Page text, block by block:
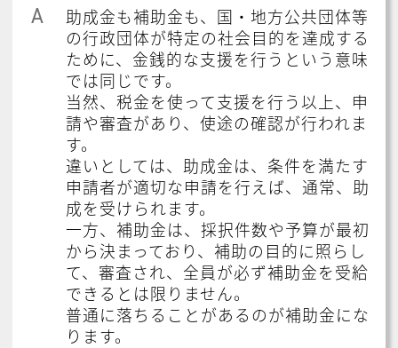
A
助成金も補助金も、国・地方公共団体等
の行政団体が特定の社会目的を達成する
ために、金銭的な支援を行うという意味
では同じです。
当然、税金を使って支援を行う以上、申
請や審査があり、使途の確認が行われま
す。
違いとしては、助成金は、条件を満たす
申請者が適切な申請を行えば、通常、助
成を受けられます。
一方、補助金は、採択件数や予算が最初
から決まっており、補助の目的に照らし
て、審査され、全員が必ず補助金を受給
できるとは限りません。
普通に落ちることがあるのが補助金にな
ります。